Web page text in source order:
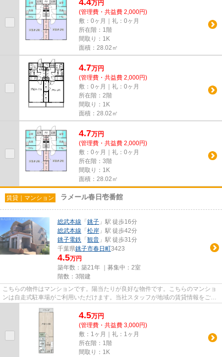
4.4万円
(管理費・共益費 2,000円)
敷：0ヶ月｜礼：0ヶ月
所在階：1階
間取り：1K
面積：28.02㎡
4.7万円
(管理費・共益費 2,000円)
敷：0ヶ月｜礼：0ヶ月
所在階：2階
間取り：1K
面積：28.02㎡
4.7万円
(管理費・共益費 2,000円)
敷：0ヶ月｜礼：0ヶ月
所在階：3階
間取り：1K
面積：28.02㎡
賃貸｜マンション ラメール春日壱番館
総武本線 「 銚子 」駅 徒歩16分
総武本線 「 松岸 」駅 徒歩42分
銚子電鉄 「 観音 」駅 徒歩31分
千葉県銚子市春日町3423
4.5万円
築年数：築21年 ｜募集中： 2室
階数：3階建
こちらの物件はマンションです。陽当たりが良好な物件です。こちらのマンショ
ンは自走式駐車場がご利用いただけます。当社スタッフが地域の賃貸情報をご提
4.5万円
(管理費・共益費 3,000円)
敷：1ヶ月｜礼：1ヶ月
所在階：1階
間取り：1K